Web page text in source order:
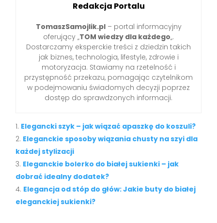
Redakcja Portalu
TomaszSamojlik.pl– portal informacyjny
oferujący „TOM wiedzy dla każdego„.
Dostarczamy eksperckie treści z dziedzin takich
jak biznes, technologia, lifestyle, zdrowie i
motoryzacja. Stawiamy na rzetelność i
przystępność przekazu, pomagając czytelnikom
w podejmowaniu świadomych decyzji poprzez
dostęp do sprawdzonych informacji.
Elegancki szyk – jak wiązać apaszkę do koszuli?
Eleganckie sposoby wiązania chusty na szyi dla
każdej stylizacji
Eleganckie bolerko do białej sukienki – jak
dobrać idealny dodatek?
Elegancja od stóp do głów: Jakie buty do białej
eleganckiej sukienki?